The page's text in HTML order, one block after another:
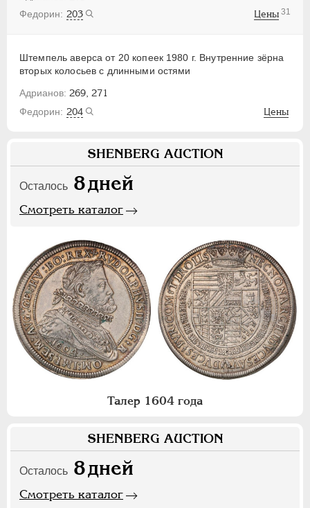
203
Цены 31
Штемпель аверса от 20 копеек 1980 г. Внутренние зёрна
вторых колосьев с длинными остями
269, 271
204
Цены
SHENBERG AUCTION
Осталось 8дней
Смотреть каталог
Талер 1604 года
SHENBERG AUCTION
Осталось 8дней
Смотреть каталог